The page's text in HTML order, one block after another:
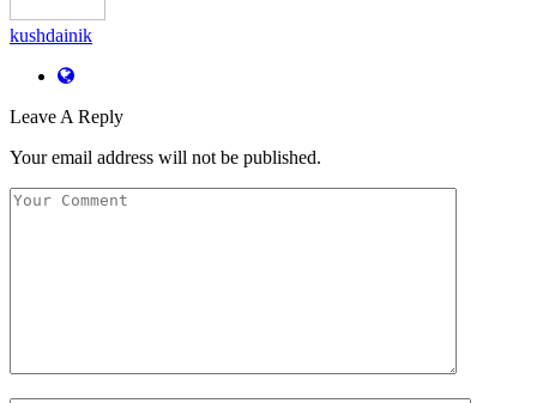
kushdainik
Leave A Reply
Your email address will not be published.